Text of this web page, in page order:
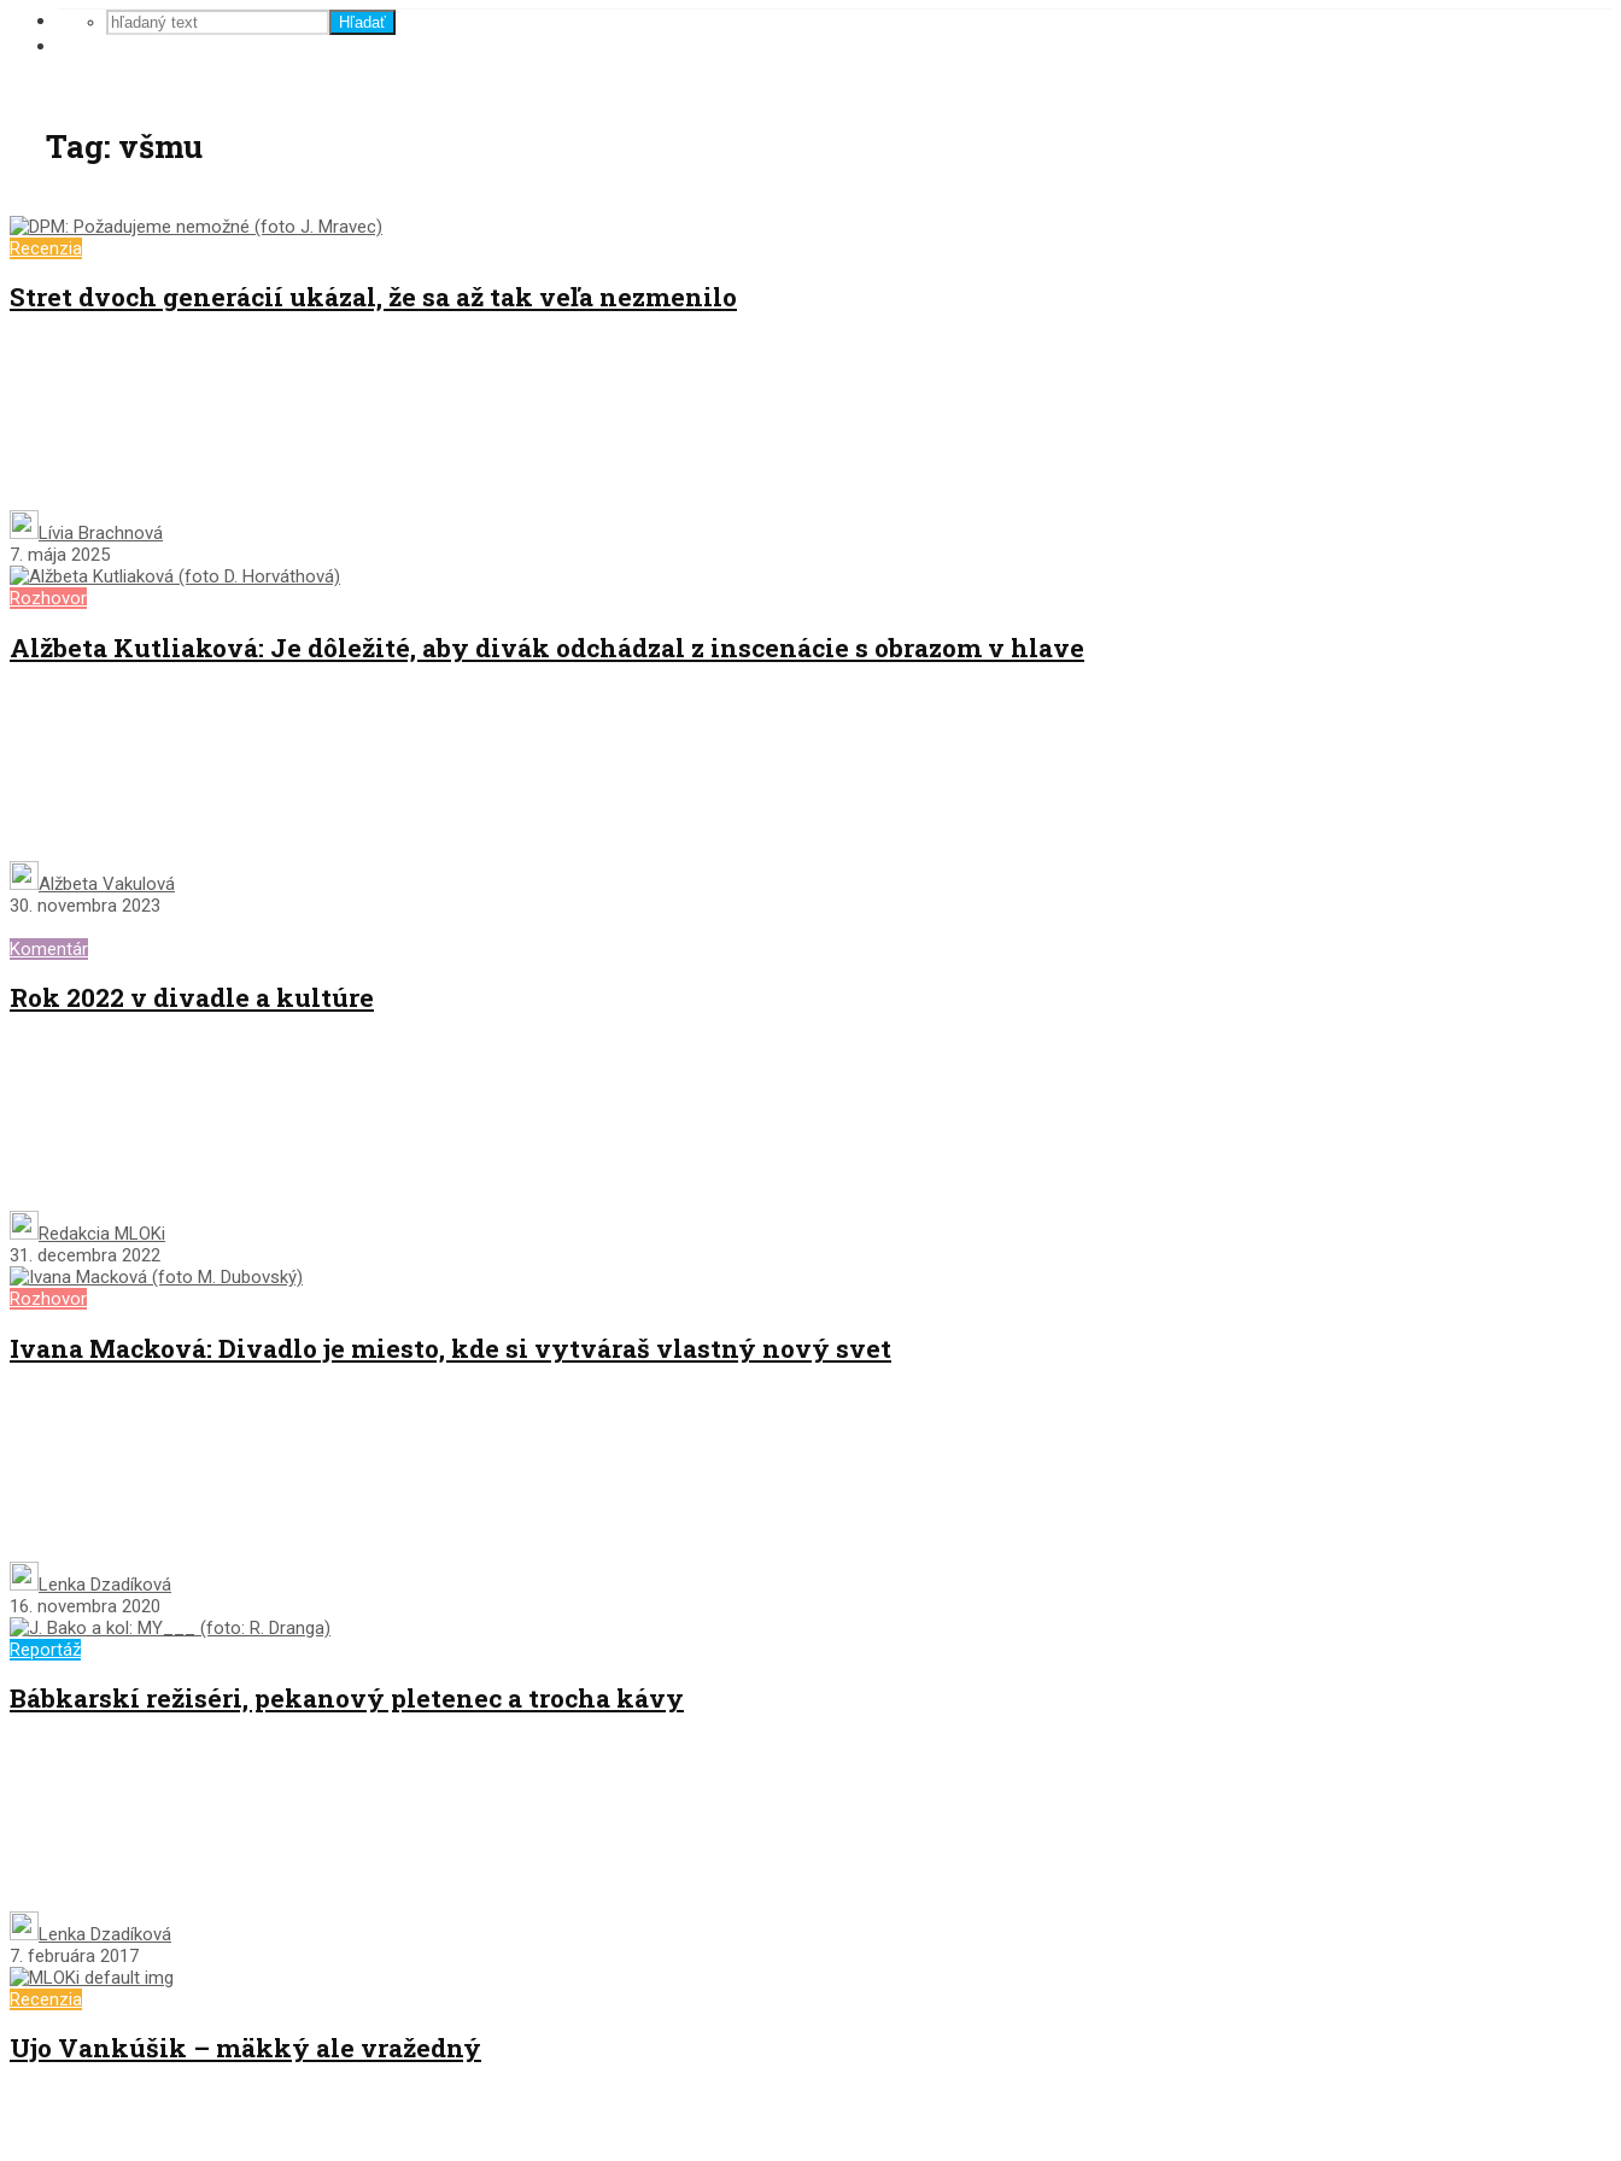
Hľadať
Tag: všmu
Recenzia
Stret dvoch generácií ukázal, že sa až tak veľa nezmenilo
Lívia Brachnová
7. mája 2025
Rozhovor
Alžbeta Kutliaková: Je dôležité, aby divák odchádzal z inscenácie s obrazom v hlave
Alžbeta Vakulová
30. novembra 2023
Komentár
Rok 2022 v divadle a kultúre
Redakcia MLOKi
31. decembra 2022
Rozhovor
Ivana Macková: Divadlo je miesto, kde si vytváraš vlastný nový svet
Lenka Dzadíková
16. novembra 2020
Reportáž
Bábkarskí režiséri, pekanový pletenec a trocha kávy
Lenka Dzadíková
7. februára 2017
Recenzia
Ujo Vankúšik – mäkký ale vražedný